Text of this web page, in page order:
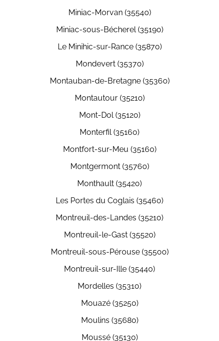
Miniac-Morvan (35540)
Miniac-sous-Bécherel (35190)
Le Minihic-sur-Rance (35870)
Mondevert (35370)
Montauban-de-Bretagne (35360)
Montautour (35210)
Mont-Dol (35120)
Monterfil (35160)
Montfort-sur-Meu (35160)
Montgermont (35760)
Monthault (35420)
Les Portes du Coglais (35460)
Montreuil-des-Landes (35210)
Montreuil-le-Gast (35520)
Montreuil-sous-Pérouse (35500)
Montreuil-sur-Ille (35440)
Mordelles (35310)
Mouazé (35250)
Moulins (35680)
Moussé (35130)